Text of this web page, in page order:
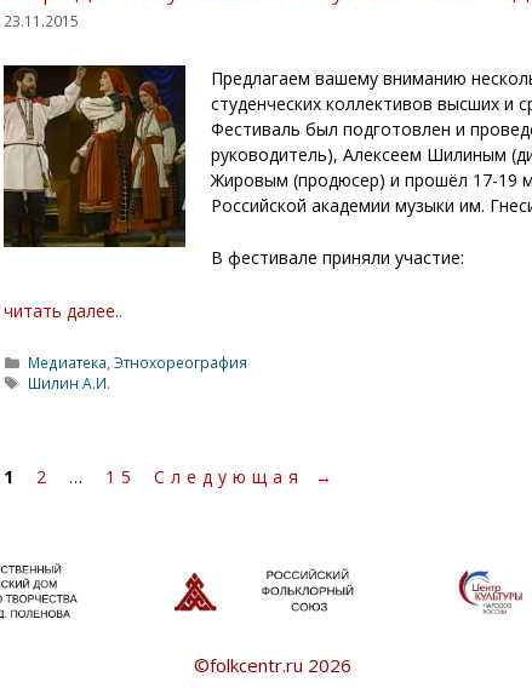
23.11.2015
Предлагаем вашему вниманию
студенческих коллективов высших и
Фестиваль был подготовлен и
руководитель), Алексеем Шилиным
Жировым (продюсер) и прошёл 17-19
Российской академии музыки им.
В фестивале приняли участие:
читать далее..
Рубрики
Медиатека ,Этнохореография
Метки
Шилин А.И.
Страница
1 Страница
2 … Страница
15 Следующая →
©folkcentr.ru 2026